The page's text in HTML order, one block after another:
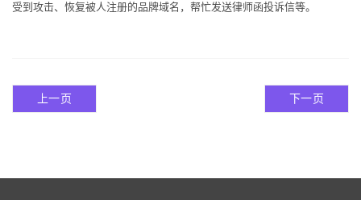
受到攻击、恢复被人注册的品牌域名，帮忙发送律师函投诉信等。
上一页 下一页